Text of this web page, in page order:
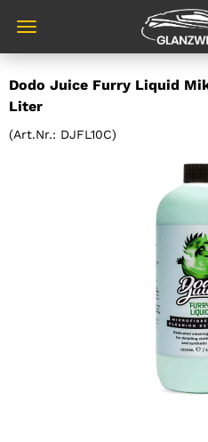
zum
Hauptinhalt
Dodo Juice Furry Liquid
Liter
(Art.Nr.: DJFL10C)